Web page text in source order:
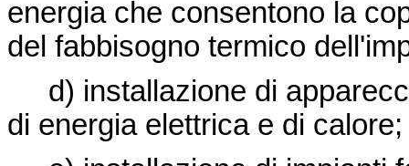
energia che consentono la
del fabbisogno termico
d) installazione di
di energia elettrica e di calore;